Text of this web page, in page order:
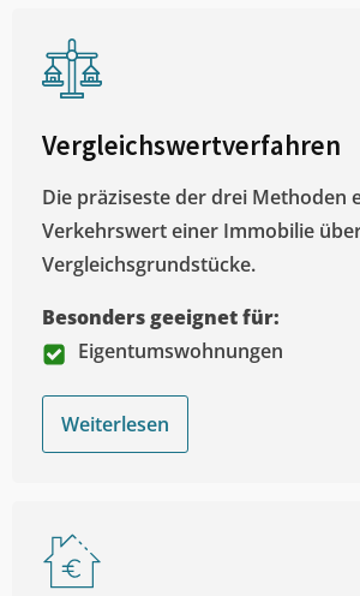
Vergleichswertverfahren
Die präziseste der drei Methoden
Verkehrswert einer Immobilie
Vergleichsgrundstücke.
Besonders geeignet für:
Eigentumswohnungen
Weiterlesen